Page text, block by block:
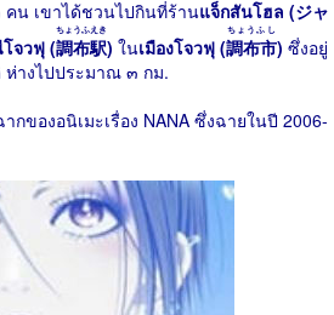
น เขาได้ชวนไปกินที่ร้านแจ็กสันโฮล (ジャ
จวฟุ (調布駅
ちょうふえき
) ในเมืองโจวฟุ (調布市
ちょうふし
) ซึ่งอยู่
ห่างไปประมาณ ๓ กม.
กของอนิเมะเรื่อง NANA ซึ่งฉายในปี 2006-